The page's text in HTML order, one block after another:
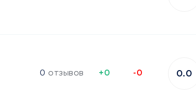
0 отзывов +0 -0 0.0